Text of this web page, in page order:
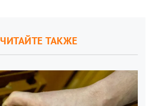
ЧИТАЙТЕ ТАКЖЕ